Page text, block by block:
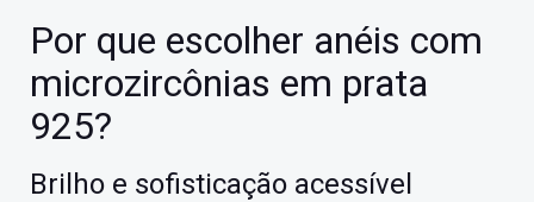
Por que escolher anéis com
microzircônias em prata
925?
Brilho e sofisticação acessível